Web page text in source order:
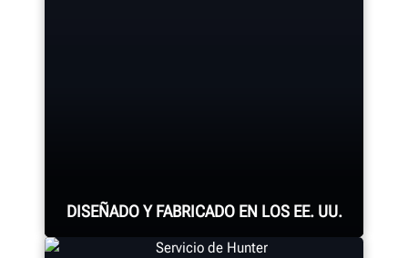
DISEÑADO Y FABRICADO EN LOS EE. UU.